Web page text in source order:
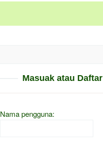
Masuak atau Daftar
Nama pengguna: